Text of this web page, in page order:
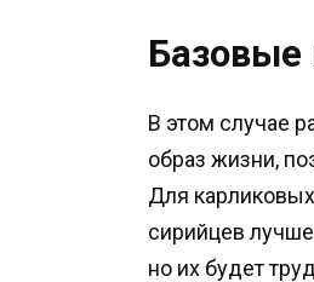
В этом случае
образ жизни,
Для
сирийцев
но их будет